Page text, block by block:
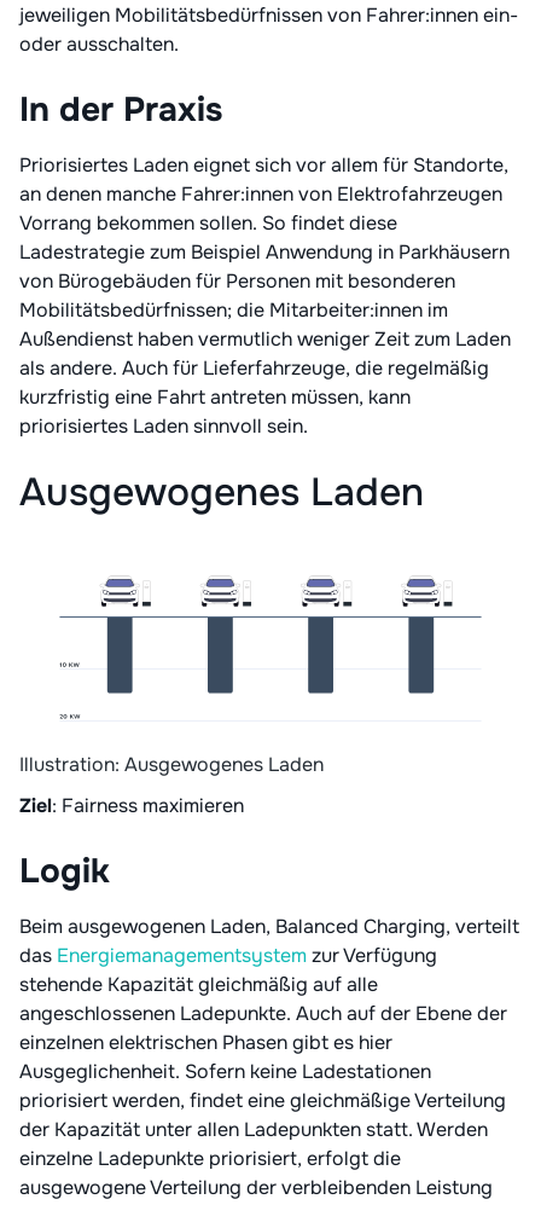
jeweiligen Mobilitätsbedürfnissen von Fahrer:innen ein-
oder ausschalten.
In der Praxis
Priorisiertes Laden eignet sich vor allem für Standorte,
an denen manche Fahrer:innen von Elektrofahrzeugen
Vorrang bekommen sollen. So findet diese
Ladestrategie zum Beispiel Anwendung in Parkhäusern
von Bürogebäuden für Personen mit besonderen
Mobilitätsbedürfnissen; die Mitarbeiter:innen im
Außendienst haben vermutlich weniger Zeit zum Laden
als andere. Auch für Lieferfahrzeuge, die regelmäßig
kurzfristig eine Fahrt antreten müssen, kann
priorisiertes Laden sinnvoll sein.
Ausgewogenes Laden
Illustration: Ausgewogenes Laden
Ziel: Fairness maximieren
Logik
Beim ausgewogenen Laden, Balanced Charging, verteilt
das Energiemanagementsystemzur Verfügung
stehende Kapazität gleichmäßig auf alle
angeschlossenen Ladepunkte. Auch auf der Ebene der
einzelnen elektrischen Phasen gibt es hier
Ausgeglichenheit. Sofern keine Ladestationen
priorisiert werden, findet eine gleichmäßige Verteilung
der Kapazität unter allen Ladepunkten statt. Werden
einzelne Ladepunkte priorisiert, erfolgt die
ausgewogene Verteilung der verbleibenden Leistung